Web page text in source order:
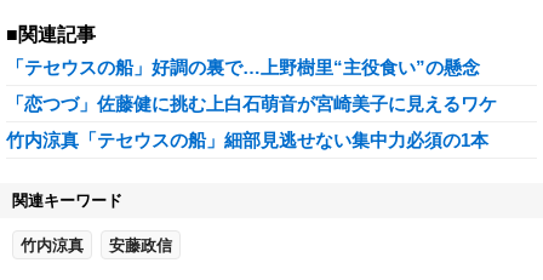
■関連記事
「テセウスの船」好調の裏で…上野樹里“主役食い”の懸念
「恋つづ」佐藤健に挑む上白石萌音が宮崎美子に見えるワケ
竹内涼真「テセウスの船」細部見逃せない集中力必須の1本
関連キーワード
竹内涼真 安藤政信